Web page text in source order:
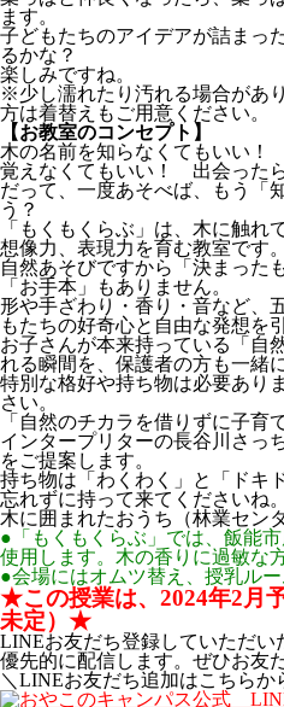
ます。
子どもたちのアイデアが詰まっ
るかな？
楽しみですね。
※少し濡れたり汚れる場合があ
方は着替えもご用意ください。
【お教室のコンセプト】
木の名前を知らなくてもいい！
覚えなくてもいい！ 出会った
だって、一度あそべば、もう「
う？
「もくもくらぶ」は、木に触
想像力、表現力を育む教室です。
自然あそびですから「決まった
「お手本」もありません。
形や手ざわり・香り・音など、
もたちの好奇心と自由な発想を
お子さんが本来持っている「自
れる瞬間を、保護者の方も一緒
特別な格好や持ち物は必要あり
さい。
「自然のチカラを借りずに子育
インタープリターの長谷川さっ
をご提案します。
持ち物は「わくわく」と「ドキ
忘れずに持って来てくださいね。
木に囲まれたおうち（林業セン
●「もくもくらぶ」では、飯能
使用します。木の香りに過敏な
●会場にはオムツ替え、授乳ルー
★この授業は、2024年2月
未定）★
LINEお友だち登録していただい
優先的に配信します。ぜひお友
＼LINEお友だち追加はこちらか